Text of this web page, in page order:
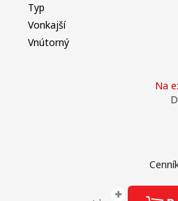
Na
Typ
Vonkajší
Vnútorný